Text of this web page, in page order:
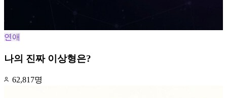
연애
나의 진짜 이상형은?
62,817명